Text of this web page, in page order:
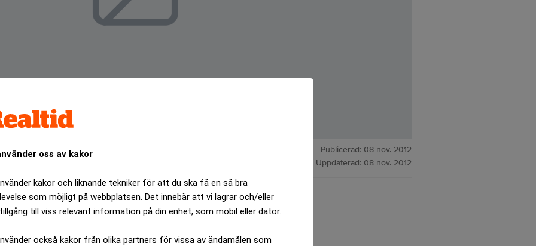
oss av kakor
kakor och liknande tekniker för att du ska få en så bra
som möjligt på webbplatsen. Det innebär att vi lagrar och/eller
till viss relevant information på din enhet, som mobil eller dator.
också kakor från olika partners för vissa av ändamålen som
Publicerad: 08 nov. 2012
Uppdaterad: 08 nov. 2012
men JK säger nej till Stockholmsadvokaterna.